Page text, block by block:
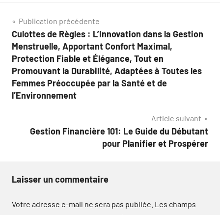
Navigation
de
l’article
Publication précédente
Culottes de Règles : L’Innovation dans la Gestion
Menstruelle, Apportant Confort Maximal,
Protection Fiable et Élégance, Tout en
Promouvant la Durabilité, Adaptées à Toutes les
Femmes Préoccupée par la Santé et de
l’Environnement
Article suivant
Gestion Financière 101: Le Guide du Débutant
pour Planifier et Prospérer
Laisser un commentaire
Votre adresse e-mail ne sera pas publiée. Les champs